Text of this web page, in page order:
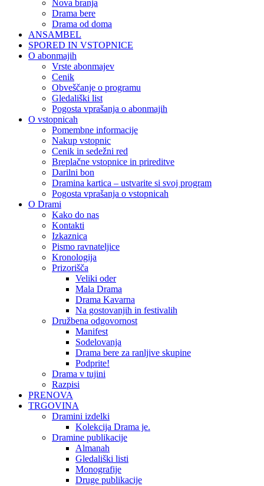
Nova branja
Drama bere
Drama od doma
ANSAMBEL
SPORED IN VSTOPNICE
O abonmajih
Vrste abonmajev
Cenik
Obveščanje o programu
Gledališki list
Pogosta vprašanja o abonmajih
O vstopnicah
Pomembne informacije
Nakup vstopnic
Cenik in sedežni red
Breplačne vstopnice in prireditve
Darilni bon
Dramina kartica – ustvarite si svoj program
Pogosta vprašanja o vstopnicah
O Drami
Kako do nas
Kontakti
Izkaznica
Pismo ravnateljice
Kronologija
Prizorišča
Veliki oder
Mala Drama
Drama Kavarna
Na gostovanjih in festivalih
Družbena odgovornost
Manifest
Sodelovanja
Drama bere za ranljive skupine
Podprite!
Drama v tujini
Razpisi
PRENOVA
TRGOVINA
Dramini izdelki
Kolekcija Drama je.
Dramine publikacije
Almanah
Gledališki listi
Monografije
Druge publikacije